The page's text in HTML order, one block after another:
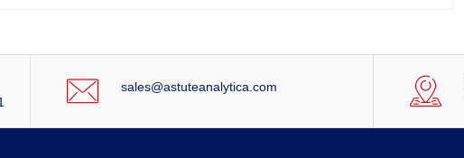
sales@astuteanalytica.com